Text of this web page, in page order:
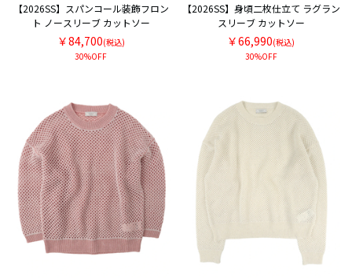
【2026SS】スパンコール装飾フロン
ト ノースリーブ カットソー
￥84,700(税込)
30%OFF
【2026SS】身頃二枚仕立て ラグラン
スリーブ カットソー
￥66,990(税込)
30%OFF